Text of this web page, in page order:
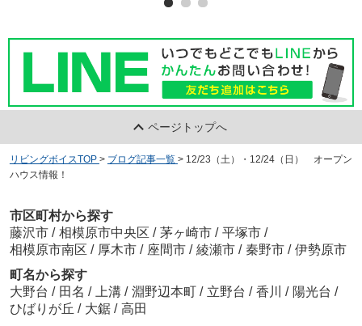
ページトップへ
リビングボイスTOP > ブログ記事一覧 > 12/23（土）・12/24（日） オープン
ハウス情報！
市区町村から探す
藤沢市 / 相模原市中央区 / 茅ヶ崎市 / 平塚市 /
相模原市南区 / 厚木市 / 座間市 / 綾瀬市 / 秦野市 / 伊勢原市
町名から探す
大野台 / 田名 / 上溝 / 淵野辺本町 / 立野台 / 香川 / 陽光台 /
ひばりが丘 / 大鋸 / 高田